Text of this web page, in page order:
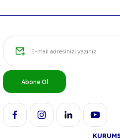
Ürün bilgilerinde hatalar
Ürün fiyatı diğer sitelerden daha
Abone Ol